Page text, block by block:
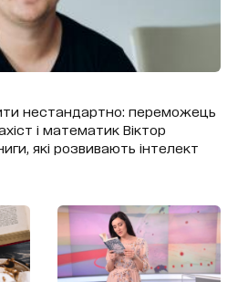
нестандартно: переможець
і математик Віктор
які розвивають інтелект